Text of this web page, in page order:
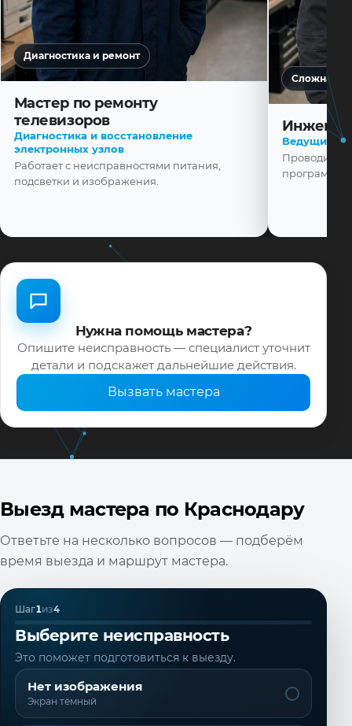
Диагностика и ремонт
Мастер по ремонту
телевизоров
Диагностика и восстановление
электронных узлов
Работает с неисправностями питания,
подсветки и изображения.
Сложная
Ведущий
Проводит
Нужна помощь мастера?
Опишите неисправность — специалист уточнит
детали и подскажет дальнейшие действия.
Вызвать мастера
Выезд мастера по Краснодару
Ответьте на несколько вопросов — подберём
время выезда и маршрут мастера.
Шаг1из4
Выберите неисправность
Это поможет подготовиться к выезду.
Нет изображения
Экран тёмный